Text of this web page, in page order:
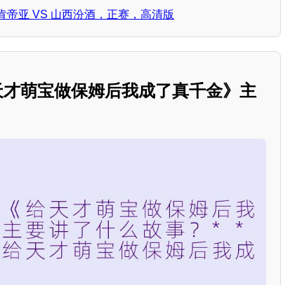
帝亚 VS 山西汾酒，正赛，高清版
萌宝做保姆后我成了真千金》主